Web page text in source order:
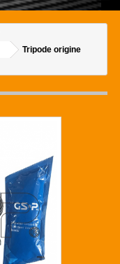
Tripode origine